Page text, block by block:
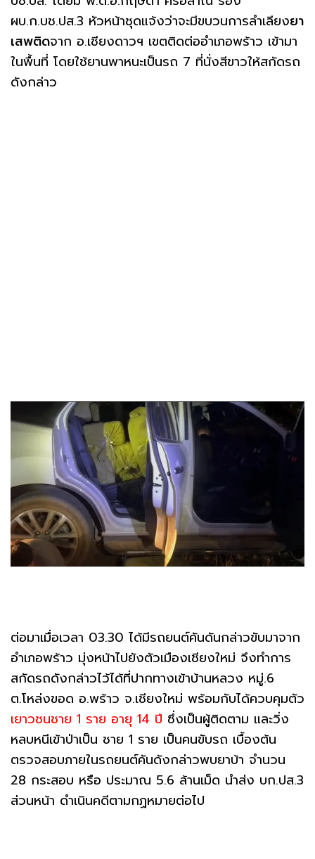
ผบ.ก.บช.ปส.3 หัวหน้าชุดแจ้งว่าจะมีขบวนการลำเลียงยา
เสพติดจาก อ.เชียงดาวฯ เขตติดต่ออำเภอพร้าว เข้ามา
ในพื้นที่ โดยใช้ยานพาหนะเป็นรถ 7 ที่นั่งสีขาวให้สกัดรถ
ดังกล่าว
ต่อมาเมื่อเวลา 03.30 ได้มีรถยนต์คันดันกล่าวขับมาจาก
อำเภอพร้าว มุ่งหน้าไปยังตัวเมืองเชียงใหม่ จึงทำการ
สกัดรถดังกล่าวไว้ได้ที่ปากทางเข้าบ้านหลวง หมู่.6
ต.โหล่งขอด อ.พร้าว จ.เชียงใหม่ พร้อมกับได้ควบคุมตัว
เยาวชนชาย 1 ราย อายุ 14 ปี ซึ่งเป็นผู้ติดตาม และวิ่ง
หลบหนีเข้าป่าเป็น ชาย 1 ราย เป็นคนขับรถ เบื้องต้น
ตรวจสอบภายในรถยนต์คันดังกล่าวพบยาบ้า จำนวน
28 กระสอบ หรือ ประมาณ 5.6 ล้านเม็ด นำส่ง บก.ปส.3
ส่วนหน้า ดำเนินคดีตามกฏหมายต่อไป